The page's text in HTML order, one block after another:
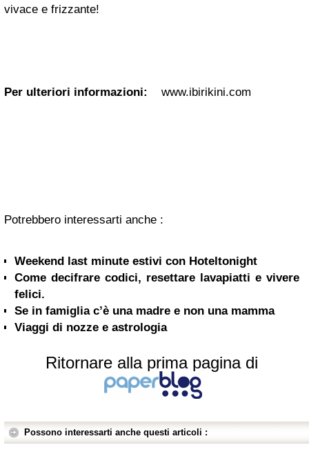
vivace e frizzante!
Per ulteriori informazioni: www.ibirikini.com
Potrebbero interessarti anche :
Weekend last minute estivi con Hoteltonight
Come decifrare codici, resettare lavapiatti e vivere
felici.
Se in famiglia c’è una madre e non una mamma
Viaggi di nozze e astrologia
Ritornare alla prima pagina di
Possono interessarti anche questi articoli :